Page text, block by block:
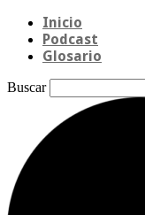
Inicio
Podcast
Glosario
Buscar